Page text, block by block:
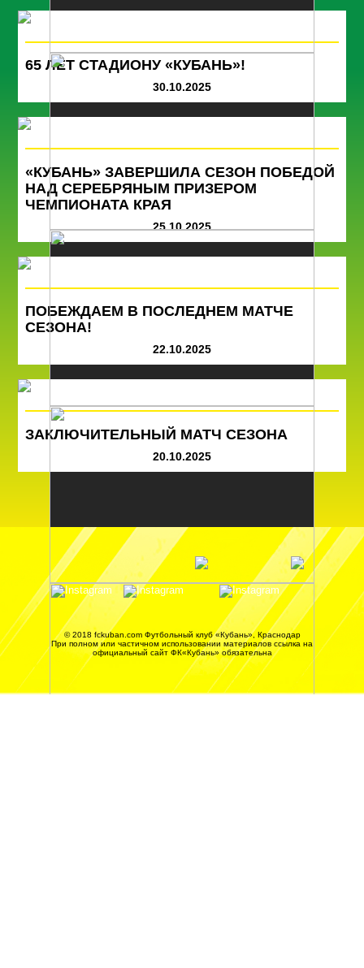
65 ЛЕТ СТАДИОНУ «КУБАНЬ»!
30.10.2025
«КУБАНЬ» ЗАВЕРШИЛА СЕЗОН ПОБЕДОЙ
НАД СЕРЕБРЯНЫМ ПРИЗЕРОМ
ЧЕМПИОНАТА КРАЯ
25.10.2025
ПОБЕЖДАЕМ В ПОСЛЕДНЕМ МАТЧЕ
СЕЗОНА!
22.10.2025
ЗАКЛЮЧИТЕЛЬНЫЙ МАТЧ СЕЗОНА
20.10.2025
© 2018 fckuban.com Футбольный клуб «Кубань», Краснодар
При полном или частичном использовании материалов ссылка на
официальный сайт ФК«Кубань» обязательна